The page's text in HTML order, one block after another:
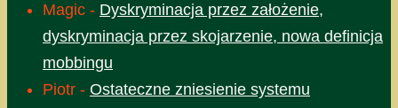
Magic - Dyskryminacja przez założenie,
dyskryminacja przez skojarzenie, nowa definicja
mobbingu
Piotr - Ostateczne zniesienie systemu